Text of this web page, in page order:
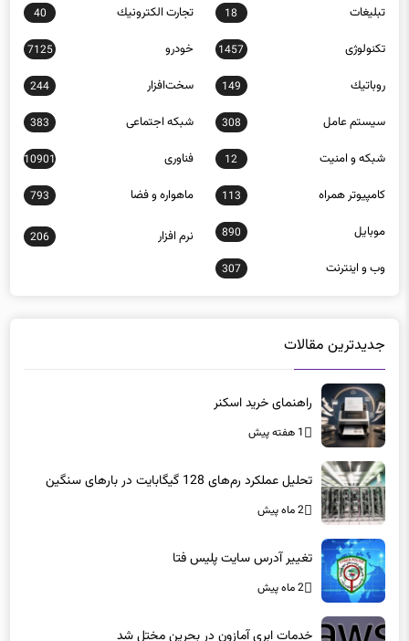
تکنولوژی 1457 خودرو 7125
روباتيك 149 سخت‌افزار 244
سيستم عامل 308 شبكه اجتماعی 383
شبكه و امنيت 12 فناوری 10901
كامپيوتر همراه 113 ماهواره و فضا 793
موبايل 890
206
وب و اينترنت 307
راهنمای خرید اسکنر
1 هفته پیش
2 ماه پیش
2 ماه پیش